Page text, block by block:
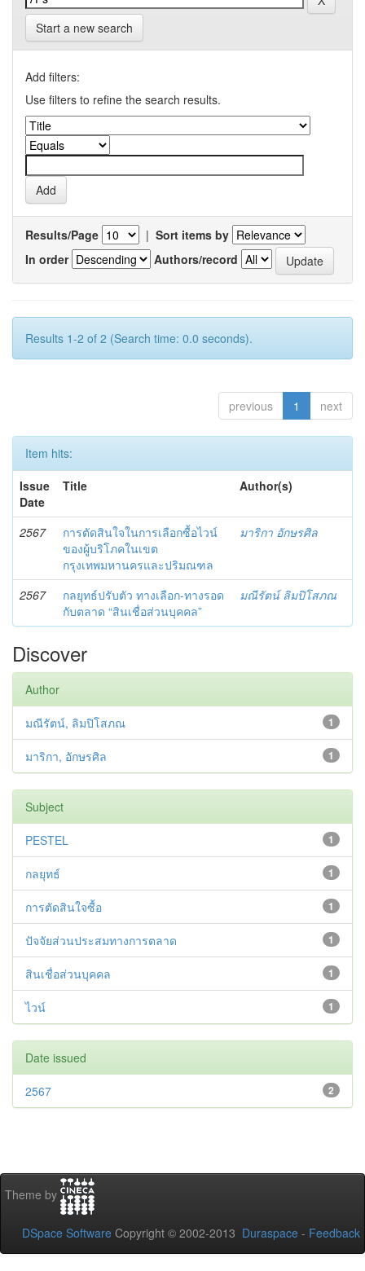
Start a new search
Add filters:
Use filters to refine the search results.
Results/Page | Sort items by
In order
Authors/record
Results 1-2 of 2 (Search time: 0.0 seconds).
previous 1 next
Item hits:
Issue
Date
Title Author(s)
2567
การตัดสินใจในการเลือกซื้อไวน์
ของผู้บริโภคในเขต
กรุงเทพมหานครและปริมณฑล
มาริกา อักษรศิล
2567
กลยุทธ์ปรับตัว ทางเลือก-ทางรอด
กับตลาด “สินเชื่อส่วนบุคคล”
มณีรัตน์ ลิมปิโสภณ
Discover
Author
1
มณีรัตน์, ลิมปิโสภณ
1
มาริกา, อักษรศิล
Subject
1
PESTEL
1
กลยุทธ์
1
การตัดสินใจซื้อ
1
ปัจจัยส่วนประสมทางการตลาด
1
สินเชื่อส่วนบุคคล
1
ไวน์
Date issued
2
2567
Theme by
DSpace Software Copyright © 2002-2013 Duraspace - Feedback